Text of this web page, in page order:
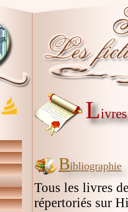
L
Bibliographie
Tous les livres
répertoriés sur